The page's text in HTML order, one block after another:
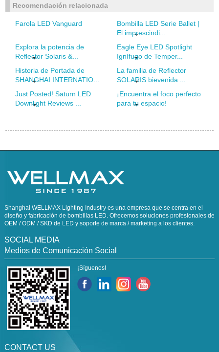
Recomendación relacionada
Farola LED Vanguard
Bombilla LED Serie Ballet |
El imprescindi...
Explora la potencia de
Reflector Solaris &...
Eagle Eye LED Spotlight
Ignífugo de Temper...
Historia de Portada de
SHANGHAI INTERNATIO...
La familia de Reflector
SOLARIS bievenida ...
Just Posted! Saturn LED
Downlight Reviews ...
¡Encuentra el foco perfecto
para tu espacio!
Shanghai WELLMAX Lighting Industry es una empresa que se centra en el
diseño y fabricación de bombillas LED. Ofrecemos soluciones profesionales de
OEM / ODM / SKD de LED y soporte de marca / marketing a los clientes.
SOCIAL MEDIA
Medios de Comunicación Social
¡Síguenos!
CONTACT US